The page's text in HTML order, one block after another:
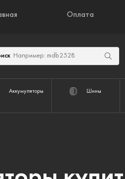
Оплата
Аккумуляторы Шины